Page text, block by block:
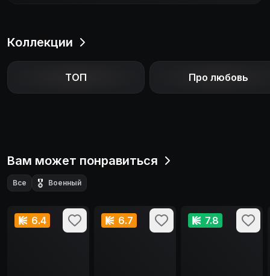
Коллекции
ТОП Про любовь
Вам может понравиться
Все 🎖️ Военный
6.4 6.7 7.8